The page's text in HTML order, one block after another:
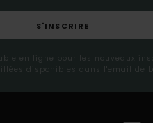
S'INSCRIRE
en ligne pour les nouveaux
disponibles dans l'email de